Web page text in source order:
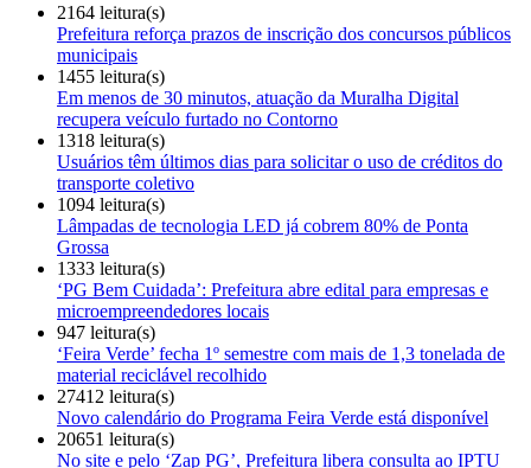
2164 leitura(s)
Prefeitura reforça prazos de inscrição dos concursos públicos
municipais
1455 leitura(s)
Em menos de 30 minutos, atuação da Muralha Digital
recupera veículo furtado no Contorno
1318 leitura(s)
Usuários têm últimos dias para solicitar o uso de créditos do
transporte coletivo
1094 leitura(s)
Lâmpadas de tecnologia LED já cobrem 80% de Ponta
Grossa
1333 leitura(s)
‘PG Bem Cuidada’: Prefeitura abre edital para empresas e
microempreendedores locais
947 leitura(s)
‘Feira Verde’ fecha 1º semestre com mais de 1,3 tonelada de
material reciclável recolhido
27412 leitura(s)
Novo calendário do Programa Feira Verde está disponível
20651 leitura(s)
No site e pelo ‘Zap PG’, Prefeitura libera consulta ao IPTU